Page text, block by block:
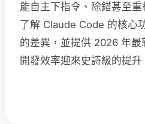
能自主下指令、除錯甚至
了解 Claude Code 的核心
的差異，並提供 2026 年
開發效率迎來史詩級的提升